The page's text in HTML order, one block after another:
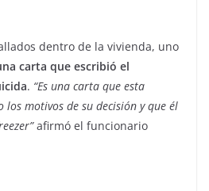
dentro de la vivienda, uno
carta que escribió el
. “Es una carta que esta
los motivos de su decisión y que él
afirmó el funcionario